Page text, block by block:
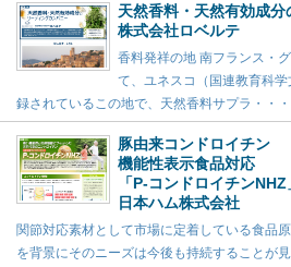
天然香料・天然有効成
株式会社ロベルテ
香料発祥の地 南フランス・
て、ユネスコ（国連教育科
録されているこの地で、天然香料サプラ・・・
豚由来コンドロイチン
機能性表示食品対応
「P-コンドロイチンNHZ
日本ハム株式会社
関節対応素材として市場に定着している食品
を背景にそのニーズは今後も持続することが